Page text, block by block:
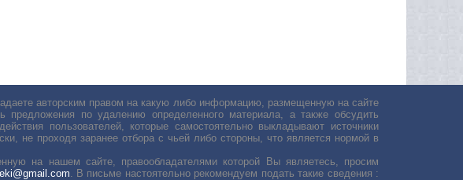
авторским правом на какую либо информацию, размещенную на сайте
по удалению определенного материала, а также обсудить
пользователей, которые самостоятельно выкладывают источники
не проходя заранее отбора с чьей либо стороны, что является нормой в
на нашем сайте, правообладателями которой Вы являетесь, просим
. В письме настоятельно рекомендуем подать такие сведения :